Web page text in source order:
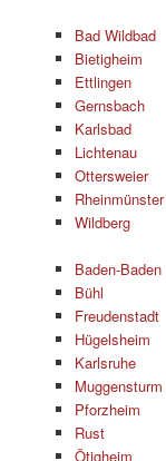
Bad Wildbad
Bietigheim
Ettlingen
Gernsbach
Karlsbad
Lichtenau
Ottersweier
Rheinmünster
Wildberg
Baden-Baden
Bühl
Freudenstadt
Hügelsheim
Karlsruhe
Muggensturm
Pforzheim
Rust
Ötigheim